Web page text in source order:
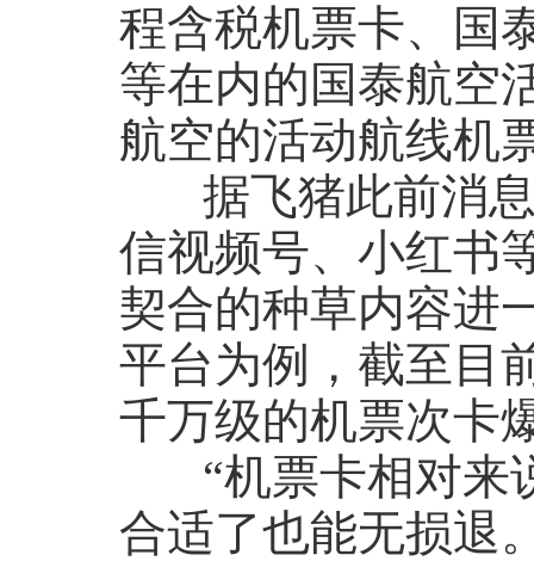
程含税机票卡、国
等在内的国泰航空
航空的活动航线机
据飞猪此前消息
信视频号、小红书
契合的种草内容进
平台为例，截至目
千万级的机票次卡
“机票卡相对来
合适了也能无损退